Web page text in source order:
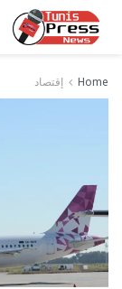
Home إقتصاد